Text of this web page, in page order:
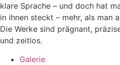
klare Sprache – und doch hat
in ihnen steckt – mehr, als man
Die Werke sind prägnant,
und zeitlos.
Galerie